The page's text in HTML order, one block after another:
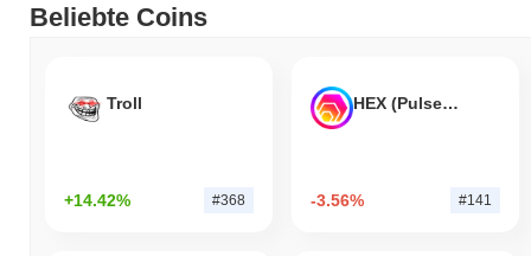
Beliebte Coins
Troll
+14.42% #368
HEX (Pulsechain)
-3.56% #141